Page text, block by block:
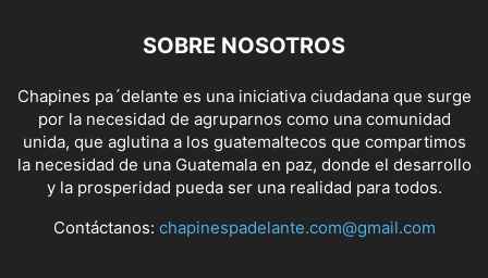
SOBRE NOSOTROS
Chapines pa´delante es una iniciativa ciudadana que surge
por la necesidad de agruparnos como una comunidad
unida, que aglutina a los guatemaltecos que compartimos
la necesidad de una Guatemala en paz, donde el desarrollo
y la prosperidad pueda ser una realidad para todos.
Contáctanos: chapinespadelante.com@gmail.com